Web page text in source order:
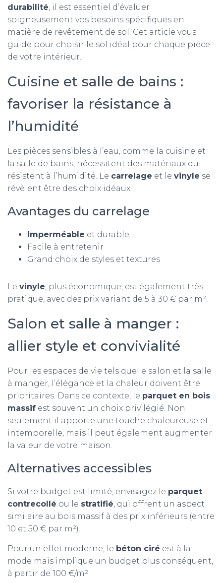
durabilité, il est essentiel d’évaluer
soigneusement vos besoins spécifiques en
matière de revêtement de sol. Cet article vous
guide pour choisir le sol idéal pour chaque pièce
de votre intérieur.
Cuisine et salle de bains :
favoriser la résistance à
l’humidité
Les pièces sensibles à l’eau, comme la cuisine et
la salle de bains, nécessitent des matériaux qui
résistent à l’humidité. Le carrelage et le vinyle se
révèlent être des choix idéaux.
Avantages du carrelage
Imperméable et durable
Facile à entretenir
Grand choix de styles et textures
Le vinyle, plus économique, est également très
pratique, avec des prix variant de 5 à 30 € par m².
Salon et salle à manger :
allier style et convivialité
Pour les espaces de vie tels que le salon et la salle
à manger, l’élégance et la chaleur doivent être
prioritaires. Dans ce contexte, le parquet en bois
massif est souvent un choix privilégié. Non
seulement il apporte une touche chaleureuse et
intemporelle, mais il peut également augmenter
la valeur de votre maison.
Alternatives accessibles
Si votre budget est limité, envisagez le parquet
contrecollé ou le stratifié, qui offrent un aspect
similaire au bois massif à des prix inférieurs (entre
10 et 50 € par m²).
Pour un effet moderne, le béton ciré est à la
mode mais implique un budget plus conséquent,
à partir de 100 €/m².